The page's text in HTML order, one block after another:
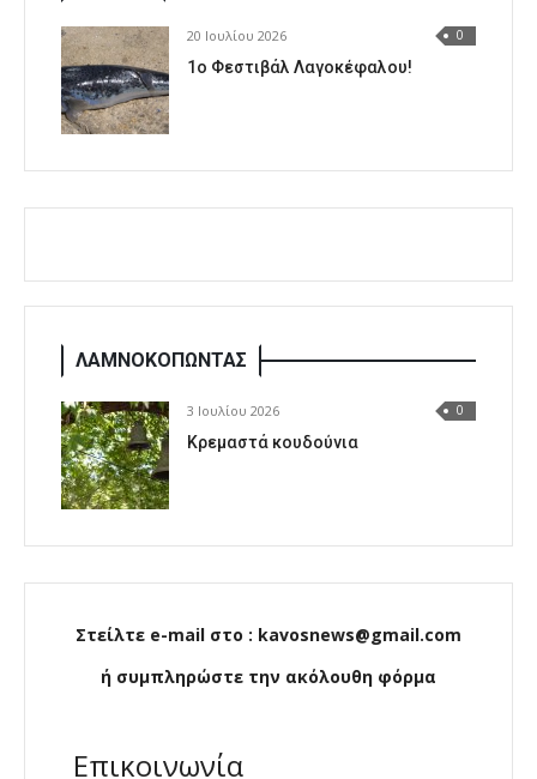
20 Ιουλίου 2026 0
1o Φεστιβάλ Λαγοκέφαλου!
ΛΑΜΝΟΚΟΠΩΝΤΑΣ
3 Ιουλίου 2026 0
Κρεμαστά κουδούνια
Στείλτε e-mail στο : kavosnews@gmail.com
ή συμπληρώστε την ακόλουθη φόρμα
Επικοινωνία